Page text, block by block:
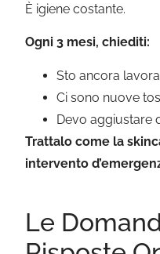
È igiene costante.
Ogni 3 mesi, chiediti:
Sto ancora
Ci sono nuove
Devo aggiustare
Trattalo come la
intervento
Le